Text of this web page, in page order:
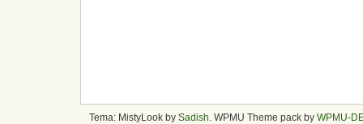
Tema: MistyLook by Sadish . WPMU Theme pack by WPMU-